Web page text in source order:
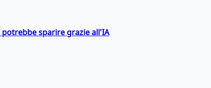
sparire grazie all'IA